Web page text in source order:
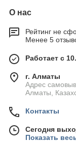
О нас
Рейтинг не
Менее 5
Работает с
г. Алматы
Адрес
Алматы,
Контакты
Сегодня
Показать